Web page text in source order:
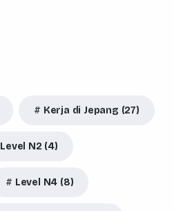
Kerja di Jepang (27)
Level N2 (4)
Level N4 (8)